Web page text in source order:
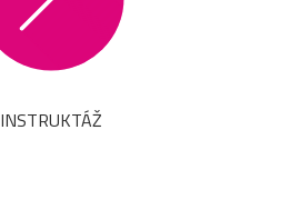
INSTRUKTÁŽ